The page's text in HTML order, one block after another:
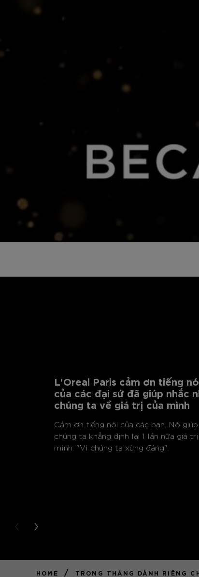
L'Oreal Paris cảm ơn tiếng
của các đại sứ đã giúp nhắc
chúng ta về giá trị của mình
Cảm ơn tiếng nói của các bạn. Nó giúp
chúng ta khẳng định lại 1 lần nữa giá
mình. "Vì chúng ta xứng đáng".
PREVIOUS CARD
NEXT CARD
HOME / TRONG THÁNG DÀNH RIÊNG